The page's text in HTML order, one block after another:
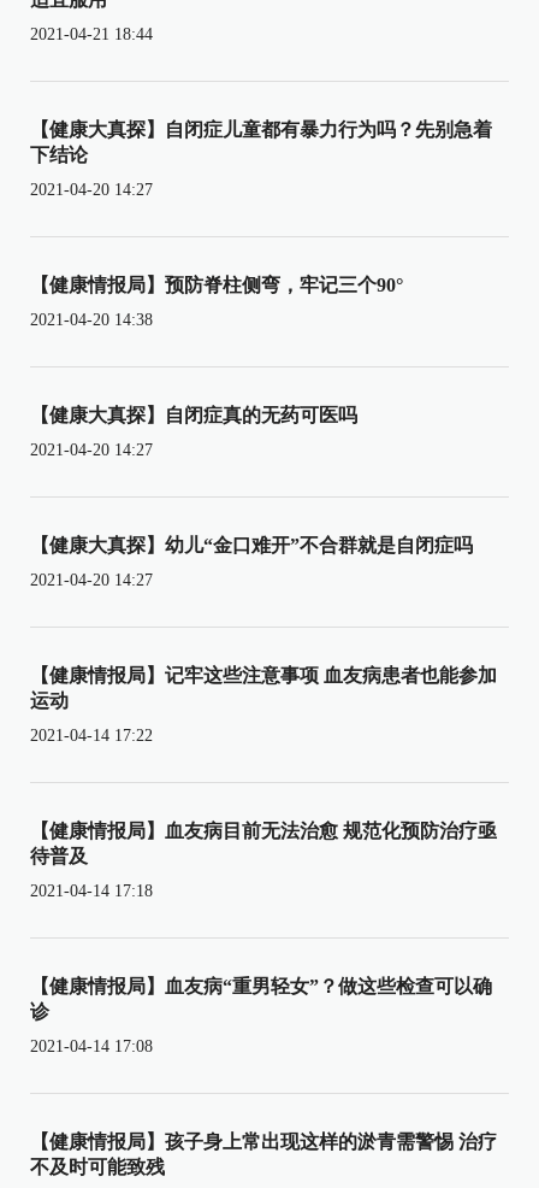
2021-04-21 18:44
【健康大真探】自闭症儿童都有暴力行为吗？先别急着
下结论
2021-04-20 14:27
【健康情报局】预防脊柱侧弯，牢记三个90°
2021-04-20 14:38
【健康大真探】自闭症真的无药可医吗
2021-04-20 14:27
【健康大真探】幼儿“金口难开”不合群就是自闭症吗
2021-04-20 14:27
【健康情报局】记牢这些注意事项 血友病患者也能参加
运动
2021-04-14 17:22
【健康情报局】血友病目前无法治愈 规范化预防治疗亟
待普及
2021-04-14 17:18
【健康情报局】血友病“重男轻女”？做这些检查可以确
诊
2021-04-14 17:08
【健康情报局】孩子身上常出现这样的淤青需警惕 治疗
不及时可能致残